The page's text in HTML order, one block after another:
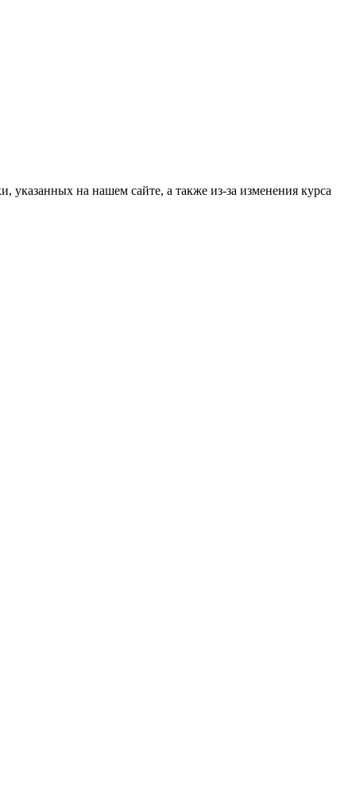
указанных на нашем сайте, а также из-за изменения курса